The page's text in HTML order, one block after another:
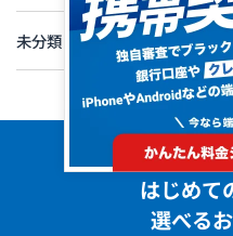
未分類
はじめて
選べる